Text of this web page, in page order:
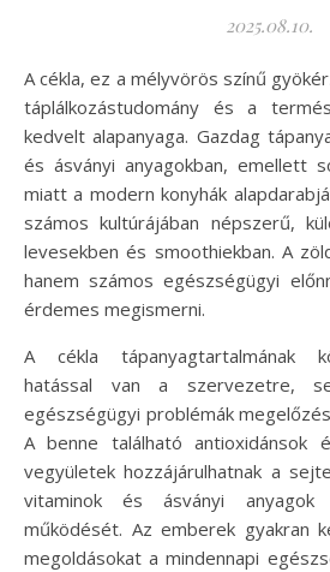
2025.08.10.
A cékla, ez a mélyvörös színű gyökérzöldség, már régóta a
táplálkozástudomány és a
kedvelt alapanyaga. Gazdag
és ásványi anyagokban, emellett
miatt a modern konyhák
számos kultúrájában népszerű,
levesekben és smoothiekban. A
hanem számos egészségügyi
érdemes megismerni.
A cékla tápanyagtartalmának
hatással van a szervezetre,
egészségügyi problémák
A benne található antioxidánsok
vegyületek hozzájárulhatnak a
vitaminok és ásványi
működését. Az emberek gyakran
megoldásokat a mindennapi